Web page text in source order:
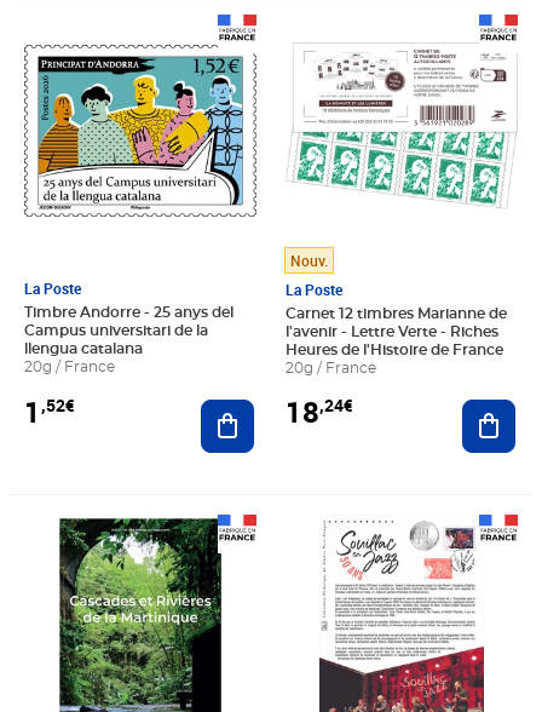
La Poste
Timbre Andorre - 25 anys del
Campus universitari de la
llengua catalana
20g / France
1 ,52€ Ajouter au panier
Nouv.
La Poste
Carnet 12 timbres Marianne de
l'avenir - Lettre Verte - Riches
Heures de l'Histoire de France
20g / France
18,24€
Prix 15,00€ Prix 6,50€